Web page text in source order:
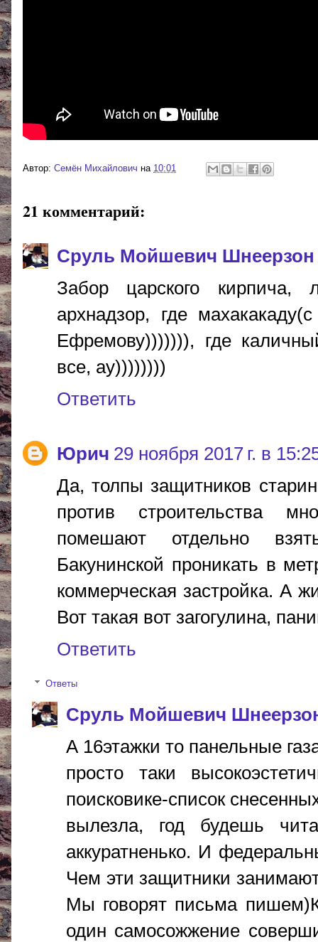
Автор: Cемён Михайлович на 10:01
21 комментарий:
Сруль Мойшевич Шнеерзон
Забор царского
архнадзор, где
Ефремову))))))), где
все, ау))))))))
Ответить
Юрич 29 ноября 2017 г. в
Да, толпы защитников
против строительства
помешают отдельно
Бакунинской проникать в
коммерческая застройка. А
Вот такая вот загогулина,
Ответить
Ответы
Сруль Мойшевич
А 16этажки то панельные
просто таки
поисковике-список
вылезла, год будешь
аккуратненько. И
Чем эти защитники
Мы говорят письма
один самосожжение